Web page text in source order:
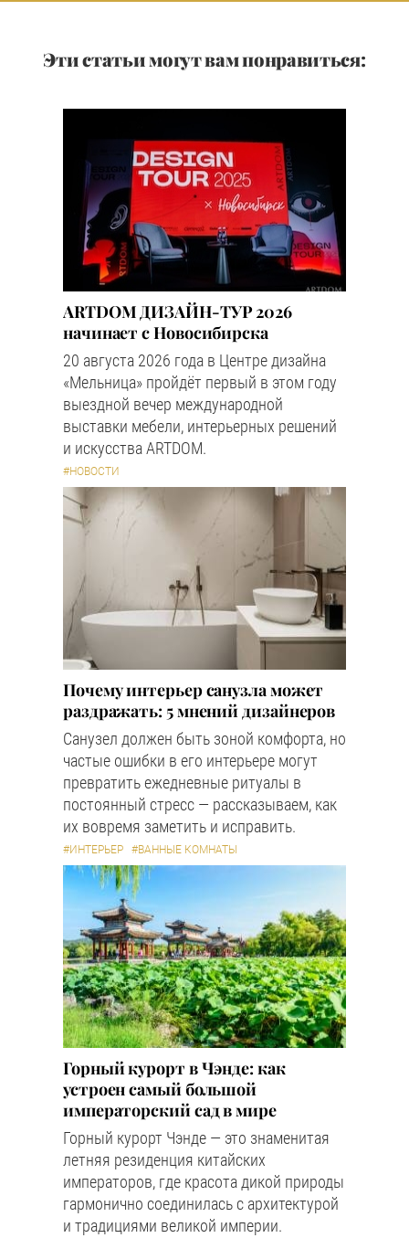
Эти статьи могут вам понравиться:
ARTDOM ДИЗАЙН-ТУР 2026
начинает с Новосибирска
20 августа 2026 года в Центре дизайна
«Мельница» пройдёт первый в этом году
выездной вечер международной
выставки мебели, интерьерных решений
и искусства ARTDOM.
#НОВОСТИ
Почему интерьер санузла может
раздражать: 5 мнений дизайнеров
Санузел должен быть зоной комфорта, но
частые ошибки в его интерьере могут
превратить ежедневные ритуалы в
постоянный стресс — рассказываем, как
их вовремя заметить и исправить.
#ИНТЕРЬЕР #ВАННЫЕ КОМНАТЫ
Горный курорт в Чэнде: как
устроен самый большой
императорский сад в мире
Горный курорт Чэнде — это знаменитая
летняя резиденция китайских
императоров, где красота дикой природы
гармонично соединилась с архитектурой
и традициями великой империи.